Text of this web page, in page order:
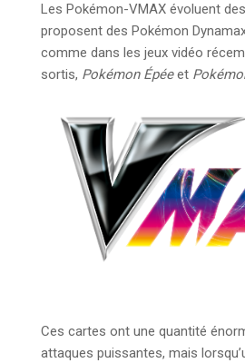
Les Pokémon-VMAX évoluent
proposent des Pokémon
comme dans les jeux vidéo
sortis, Pokémon Épéeet
Ces cartes ont une quantité
attaques puissantes, mais